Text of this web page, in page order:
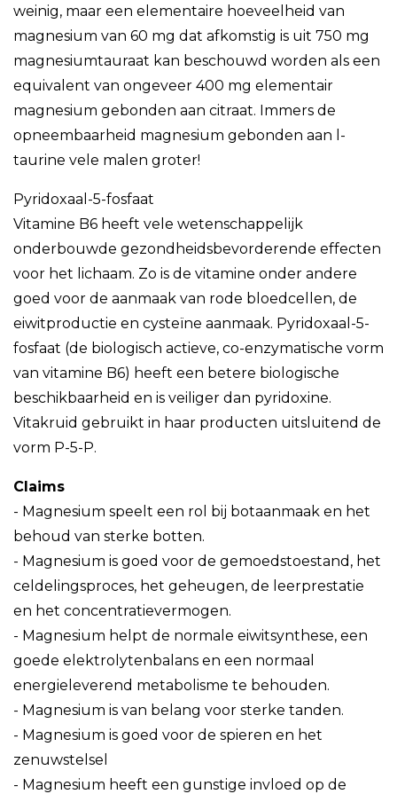
weinig, maar een elementaire hoeveelheid van
magnesium van 60 mg dat afkomstig is uit 750 mg
magnesiumtauraat kan beschouwd worden als een
equivalent van ongeveer 400 mg elementair
magnesium gebonden aan citraat. Immers de
opneembaarheid magnesium gebonden aan l-
taurine vele malen groter!
Pyridoxaal-5-fosfaat
Vitamine B6 heeft vele wetenschappelijk
onderbouwde gezondheidsbevorderende effecten
voor het lichaam. Zo is de vitamine onder andere
goed voor de aanmaak van rode bloedcellen, de
eiwitproductie en cysteïne aanmaak. Pyridoxaal-5-
fosfaat (de biologisch actieve, co-enzymatische vorm
van vitamine B6) heeft een betere biologische
beschikbaarheid en is veiliger dan pyridoxine.
Vitakruid gebruikt in haar producten uitsluitend de
vorm P-5-P.
Claims
- Magnesium speelt een rol bij botaanmaak en het
behoud van sterke botten.
- Magnesium is goed voor de gemoedstoestand, het
celdelingsproces, het geheugen, de leerprestatie
en het concentratievermogen.
- Magnesium helpt de normale eiwitsynthese, een
goede elektrolytenbalans en een normaal
energieleverend metabolisme te behouden.
- Magnesium is van belang voor sterke tanden.
- Magnesium is goed voor de spieren en het
zenuwstelsel
- Magnesium heeft een gunstige invloed op de